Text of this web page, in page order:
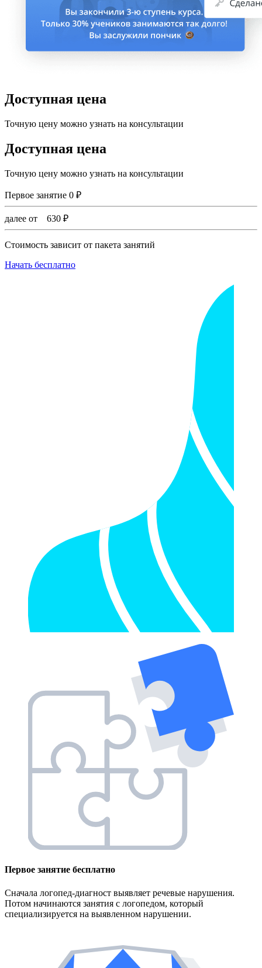
Доступная цена
Точную цену можно узнать на консультации
Доступная цена
Точную цену можно узнать на консультации
Первое занятие 0 ₽
далее от 630 ₽
Стоимость зависит от пакета занятий
Начать бесплатно
Первое занятие бесплатно
Сначала логопед-диагност выявляет речевые нарушения.
Потом начинаются занятия с логопедом, который
специализируется на выявленном нарушении.